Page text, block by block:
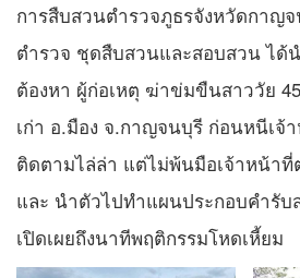
การสืบสวนตำรวจภูธรจังหวัดกาญ
ตำรวจ ชุดสืบสวนและสอบสวน ได้
ต้องหา ผู้ก่อเหตุ ฆ่าข่มขืนสาววัย
เก่า อ.มือง จ.กาญจนบุรี ก่อนหนีเจ้
ติดตามไล่ล่า แต่ไม่พ้นมือเจ้าหน้า
และ นำตัวไปทำแผนประกอบคำรับ
เปิดเผยถึงนาทีพฤติกรรมโหดเหี้ยม